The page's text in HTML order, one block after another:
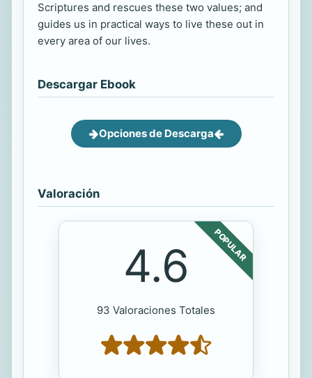
Scriptures and rescues these two values; and
guides us in practical ways to live these out in
every area of our lives.
Descargar Ebook
Opciones de Descarga
Valoración
POPULAR
4.6
93 Valoraciones Totales